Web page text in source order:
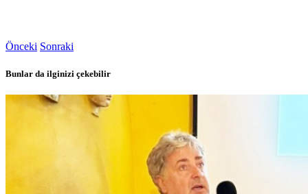
Önceki Sonraki
Bunlar da ilginizi çekebilir